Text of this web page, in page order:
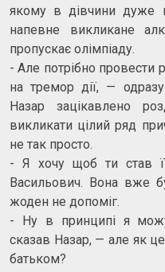
якому в дівчини дуже
напевне викликане
пропускає олімпіаду.
- Але потрібно провести
на тремор дії, —
Назар зацікавлено
викликати цілий ряд
не так просто.
- Я хочу щоб ти став
Васильович. Вона вже
жоден не допоміг.
- Ну в принципі я
сказав Назар, — але як
батьком?